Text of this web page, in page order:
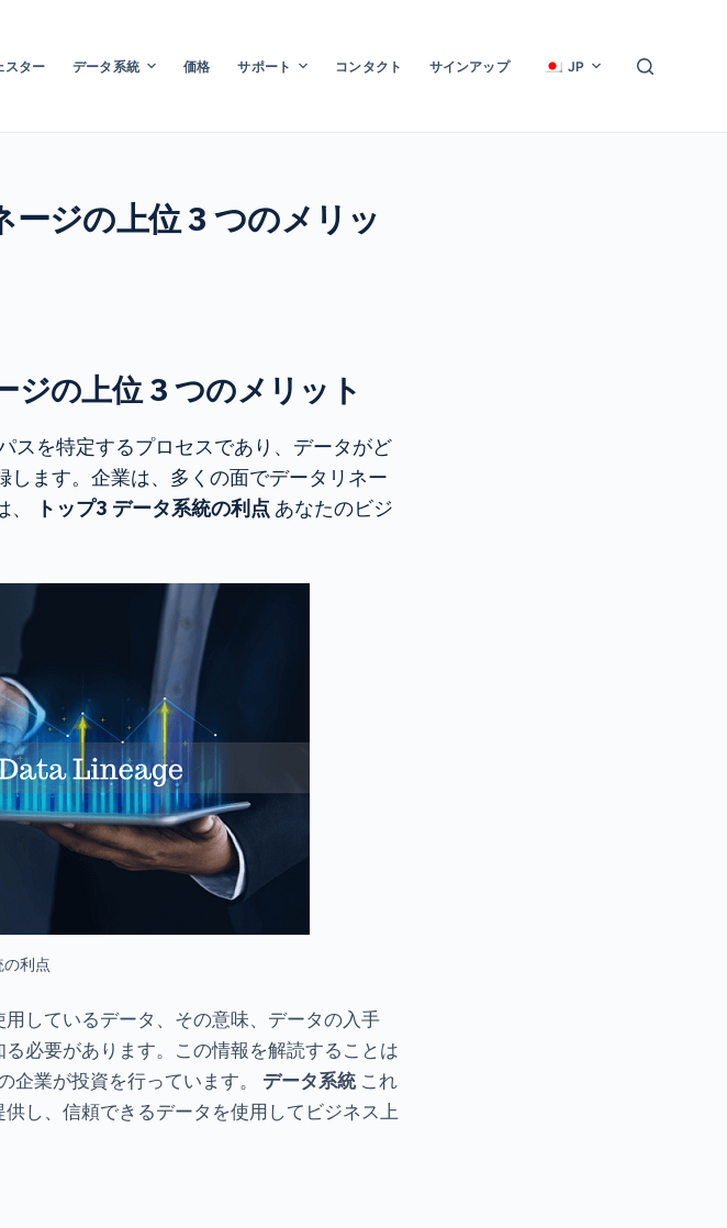
スター データ系統 価格 サポート コンタクト サインアップ JP
ジの上位 3 つのメリッ
ジの上位 3 つのメリット
スを特定するプロセスであり、データがど
ます。企業は、多くの面でデータリネー
トップ3 データ系統の利点 あなたのビジ
利点
しているデータ、その意味、データの入手
必要があります。この情報を解読することは
企業が投資を行っています。 データ系統これ
し、信頼できるデータを使用してビジネス上